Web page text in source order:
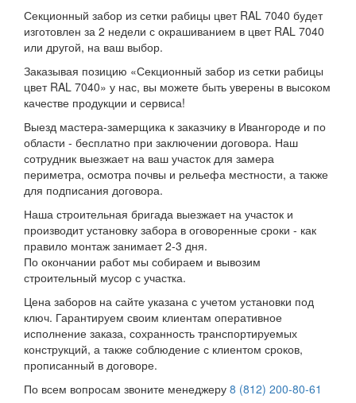
Секционный забор из сетки рабицы цвет RAL 7040 будет
изготовлен за 2 недели с окрашиванием в цвет RAL 7040
или другой, на ваш выбор.
Заказывая позицию «Секционный забор из сетки рабицы
цвет RAL 7040» у нас, вы можете быть уверены в высоком
качестве продукции и сервиса!
Выезд мастера-замерщика к заказчику в Ивангороде и по
области - бесплатно при заключении договора. Наш
сотрудник выезжает на ваш участок для замера
периметра, осмотра почвы и рельефа местности, а также
для подписания договора.
Наша строительная бригада выезжает на участок и
производит установку забора в оговоренные сроки - как
правило монтаж занимает 2-3 дня.
По окончании работ мы собираем и вывозим
строительный мусор с участка.
Цена заборов на сайте указана с учетом установки под
ключ. Гарантируем своим клиентам оперативное
исполнение заказа, сохранность транспортируемых
конструкций, а также соблюдение с клиентом сроков,
прописанный в договоре.
По всем вопросам звоните менеджеру 8 (812) 200-80-61